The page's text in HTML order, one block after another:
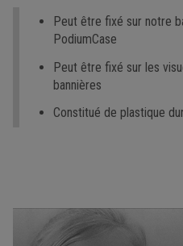
Peut être fixé sur notre
PodiumCase
Peut être fixé sur les
bannières
Constitué de plastique